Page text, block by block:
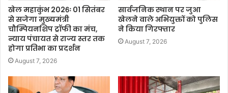
खेल महाकुंभ 2026ः 01 सितंबर
से सजेगा मुख्यमंत्री
चौम्पियनशिप ट्रॉफी का मंच,
न्याय पंचायत से राज्य स्तर तक
होगा प्रतिभा का प्रदर्शन
August 7, 2026
सार्वजनिक स्थान पर जुआ
खेलने वाले अभियुक्तों को पुलिस
ने किया गिरफ्तार
August 7, 2026